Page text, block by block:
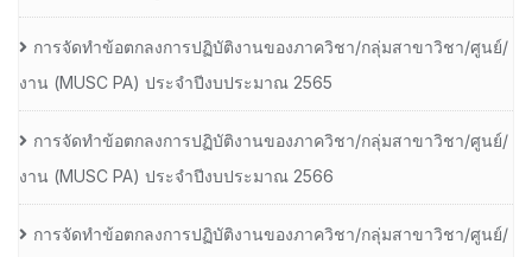
การจัดทำข้อตกลงการปฏิบัติงานของภาควิชา/กลุ่มสาขาวิชา/ศูนย์/
งาน (MUSC PA) ประจำปีงบประมาณ 2565
การจัดทำข้อตกลงการปฏิบัติงานของภาควิชา/กลุ่มสาขาวิชา/ศูนย์/
งาน (MUSC PA) ประจำปีงบประมาณ 2566
การจัดทำข้อตกลงการปฏิบัติงานของภาควิชา/กลุ่มสาขาวิชา/ศูนย์/